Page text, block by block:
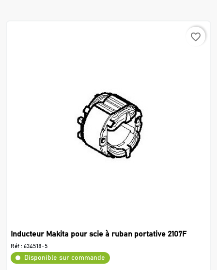
favorite_border
Inducteur Makita pour scie à ruban portative 2107F
Réf : 634518-5
Disponible sur commande